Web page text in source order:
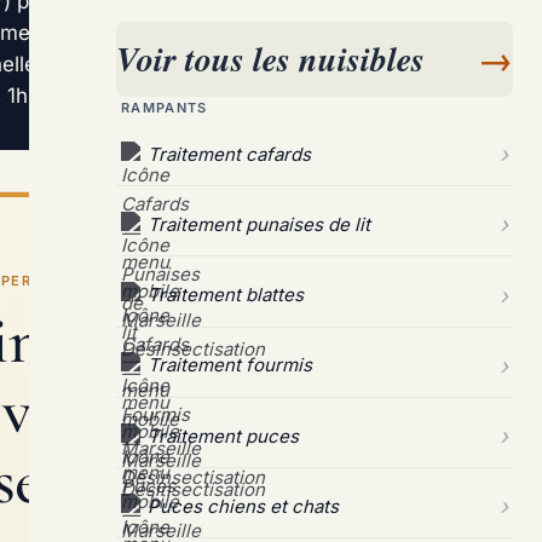
Voir tous les nuisibles →
RAMPANTS
Traitement cafards
Traitement punaises de lit
Traitement blattes
Traitement fourmis
Traitement puces
Puces chiens et chats
grand public. Seul un protocole
du bâtiment, garantit une élimination
à Marseille.
/ MARSEILLE
durablement
immeuble à
?